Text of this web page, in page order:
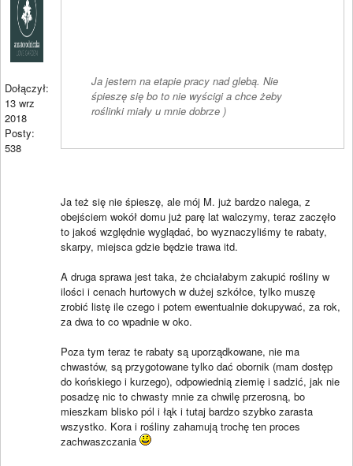
Dołączył:
13 wrz
2018
Posty:
538
Ja jestem na etapie pracy nad glebą. Nie
śpieszę się bo to nie wyścigi a chce żeby
roślinki miały u mnie dobrze )
Ja też się nie śpieszę, ale mój M. już bardzo nalega, z
obejściem wokół domu już parę lat walczymy, teraz zaczęło
to jakoś względnie wyglądać, bo wyznaczyliśmy te rabaty,
skarpy, miejsca gdzie będzie trawa itd.
A druga sprawa jest taka, że chciałabym zakupić rośliny w
ilości i cenach hurtowych w dużej szkółce, tylko muszę
zrobić listę ile czego i potem ewentualnie dokupywać, za rok,
za dwa to co wpadnie w oko.
Poza tym teraz te rabaty są uporządkowane, nie ma
chwastów, są przygotowane tylko dać obornik (mam dostęp
do końskiego i kurzego), odpowiednią ziemię i sadzić, jak nie
posadzę nic to chwasty mnie za chwilę przerosną, bo
mieszkam blisko pól i łąk i tutaj bardzo szybko zarasta
wszystko. Kora i rośliny zahamują trochę ten proces
zachwaszczania